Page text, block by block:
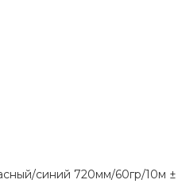
синий 720мм/60гр/10м ±